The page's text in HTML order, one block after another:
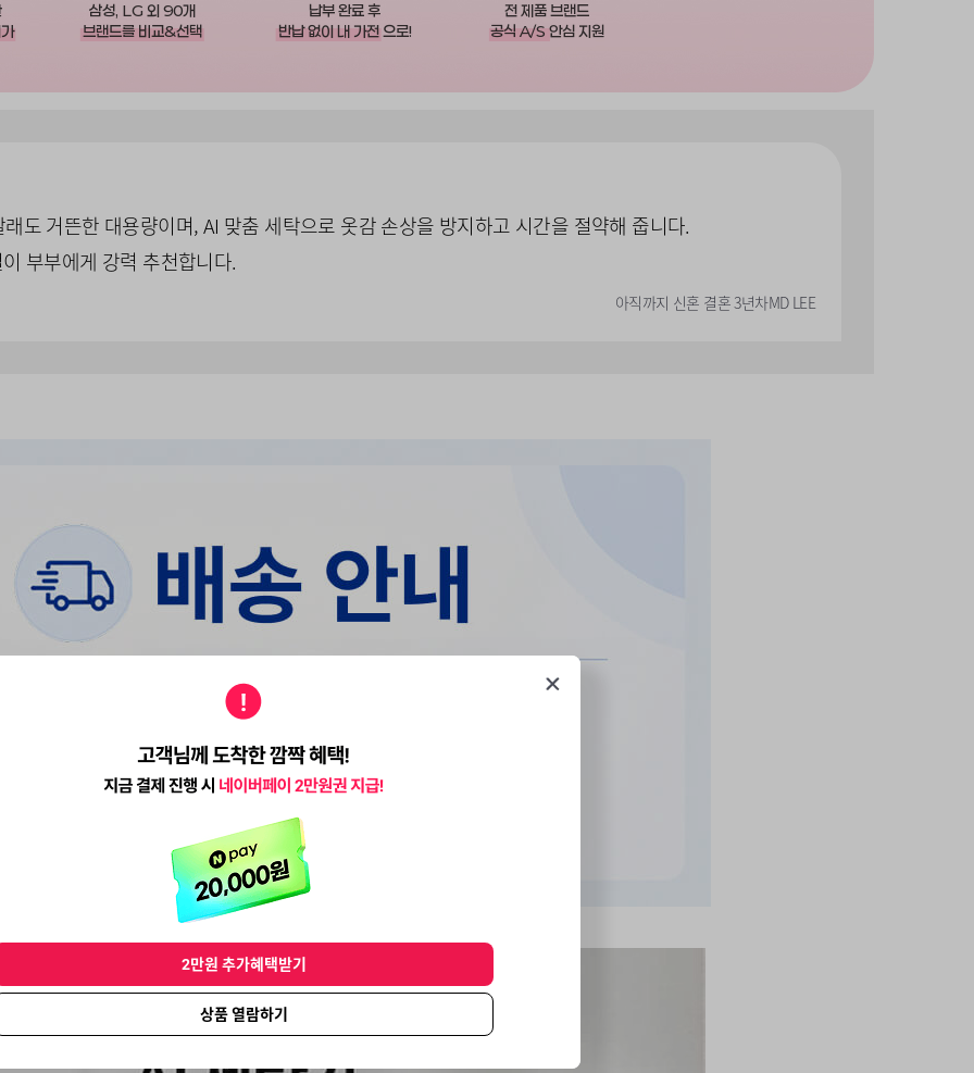
삼성, LG 외 90개
브랜드를 비교&선택
납부 완료 후
반납 없이 내 가전 으로!
전 제품 브랜드
공식 A/S안심 지원
도 거뜬한 대용량이며, AI 맞춤 세탁으로 옷감 손상을 방지하고 시간을 절약해 줍니다.
부부에게 강력 추천합니다.
아직까지 신혼 결혼 3년차MD LEE
2만원 추가혜택받기
상품 열람하기